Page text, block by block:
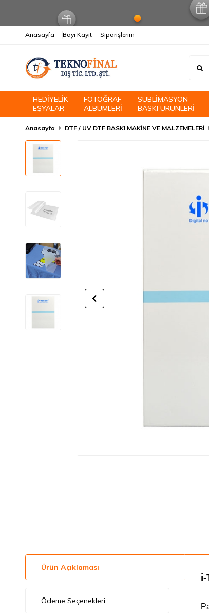
Anasayfa Bayi Kayıt Siparişlerim
HEDİYELİK
EŞYALAR
FOTOĞRAF
ALBÜMLERİ
SUBLİMASYON
BASKI ÜRÜNLERİ
Anasayfa DTF / UV DTF BASKI MAKİNE VE MALZEMELERİ
Ürün Açıklaması
Ödeme Seçenekleri
i-